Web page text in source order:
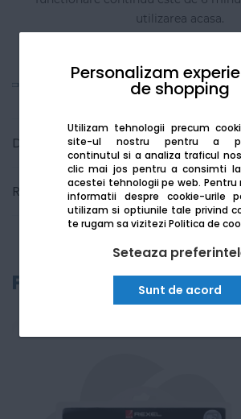
Personalizam
de shopping
Utilizam tehnologii precum
site-ul nostru pentru a
continutul si a analiza traficul
clic mai jos pentru a consimti
acestei tehnologii pe web. Pentru
informatii despre cookie-urile
utilizam si optiunile tale privind
te rugam sa viziteziPolitica de
Seteaza
Sunt de acord
utilizarea acasa.
Detalii tehnice
Recenzii
Produse recomandate